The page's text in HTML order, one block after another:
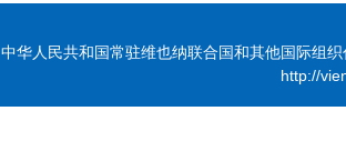
中华人民共和国常驻维也纳联合国和其他国际组
http://